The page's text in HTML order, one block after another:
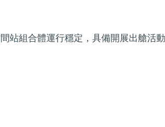
站組合體運行穩定，具備開展出艙活動